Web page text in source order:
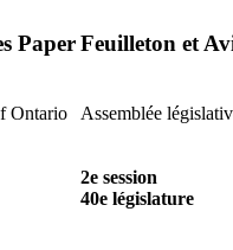
PaperFeuilleton et
Ontario Assemblée
2e session
40e législature